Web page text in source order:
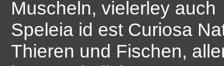
Muscheln, vielerley auch
Speleia id est Curiosa
Thieren und Fischen,